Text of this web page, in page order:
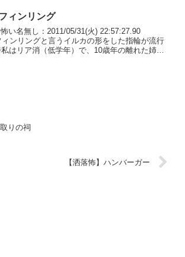
ィンリング
い名無し：2011/05/31(火) 22:57:27.90
ンリングと言うイルカの形をした指輪が流行
はリア消（低学年）で、10歳年の離れた姉が
りの祠
【洒落怖】ハンバーガー